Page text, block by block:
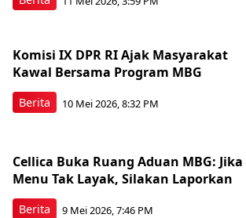
Berita
Komisi IX DPR RI Ajak Masyarakat
Kawal Bersama Program MBG
10 Mei 2026, 8:32 PM
Berita
Cellica Buka Ruang Aduan MBG: Jika
Menu Tak Layak, Silakan Laporkan
9 Mei 2026, 7:46 PM